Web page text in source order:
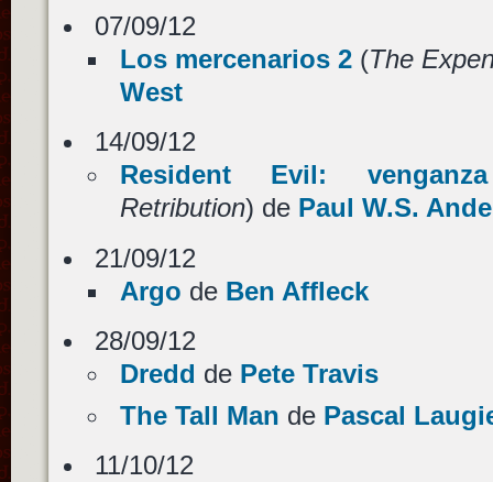
07/09/12
Los mercenarios 2 (The
West
14/09/12
Resident Evil: venganza
Retribution) de Paul W.S.
21/09/12
Argo de Ben Affleck
28/09/12
Dredd de Pete Travis
The Tall Man de Pascal
11/10/12